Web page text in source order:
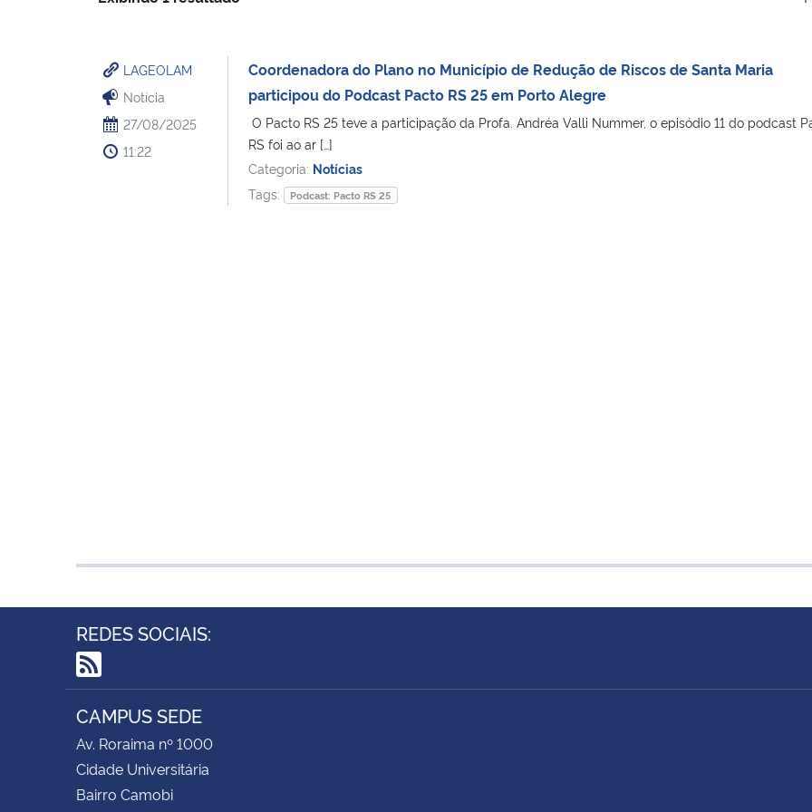
LAGEOLAM
Notícia
27/08/2025
11:22
Coordenadora do Plano no Município de Redução de Riscos de Santa Maria
participou do Podcast Pacto RS 25 em Porto Alegre
O Pacto RS 25 teve a participação da Profa. Andréa Valli Nummer, o episódio 11 do podcast
RS foi ao ar […]
Categoria: Notícias
Tags:
Podcast: Pacto RS 25
REDES SOCIAIS:
RSS
CAMPUS SEDE
Av. Roraima nº 1000
Cidade Universitária
Bairro Camobi